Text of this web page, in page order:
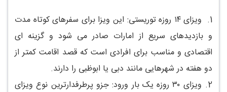
1.
ویزای ۱۴ روزه توریستی: این ویزا برای سفرهای کوتاه مدت
و بازدیدهای سریع از امارات صادر می شود و گزینه ای
اقتصادی و مناسب برای افرادی است که قصد اقامت کمتر از
دو هفته در شهرهایی مانند دبی یا ابوظبی را دارند.
2.
ویزای ۳۰ روزه یک بار ورود: جزو پرطرفدارترین نوع ویزای